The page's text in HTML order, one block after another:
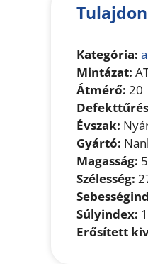
Kategória:
Mintázat:
Átmérő: 20
Évszak:
Gyártó:
Magasság:
Szélesség:
Súlyindex:
Erősített